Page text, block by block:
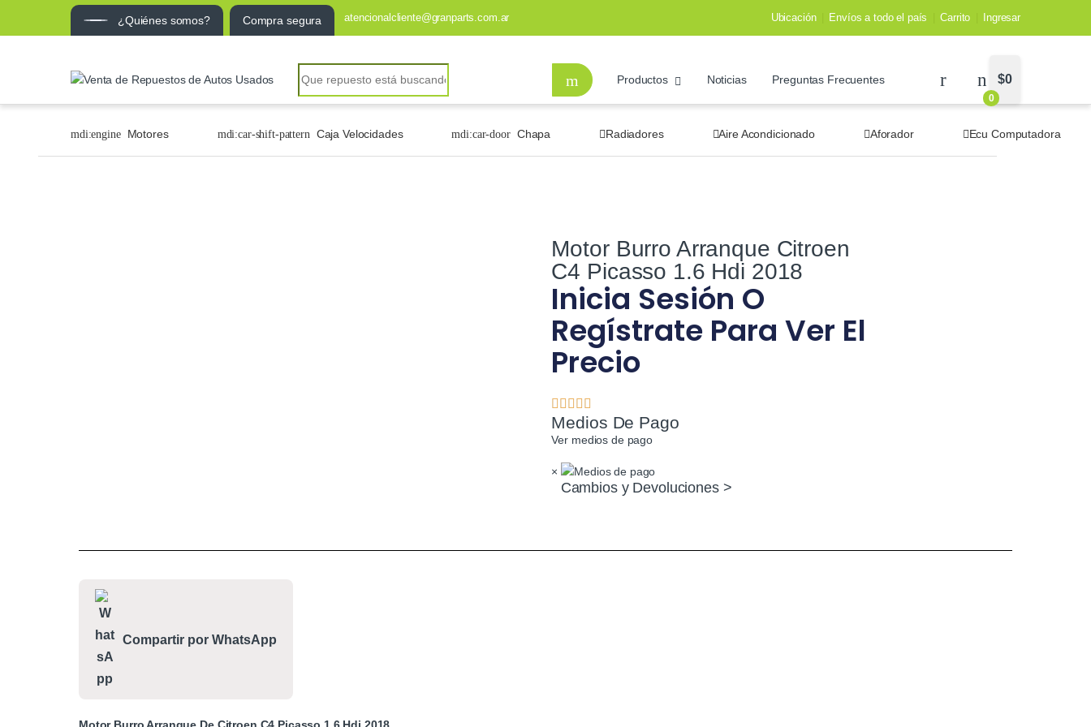
¿Quiénes somos? Compra segura atencionalcliente@granparts.com.ar Ubicación Envíos a todo el país Carrito Ingresar
Productos Noticias Preguntas Frecuentes
0
$0
Motores Caja Velocidades Chapa Radiadores Aire Acondicionado Aforador Ecu Computadora
Motor Burro Arranque Citroen
C4 Picasso 1.6 Hdi 2018
Inicia Sesión O
Regístrate Para Ver El
Precio
Medios De Pago
Ver medios de pago
×
Cambios y Devoluciones >
Compartir por WhatsApp